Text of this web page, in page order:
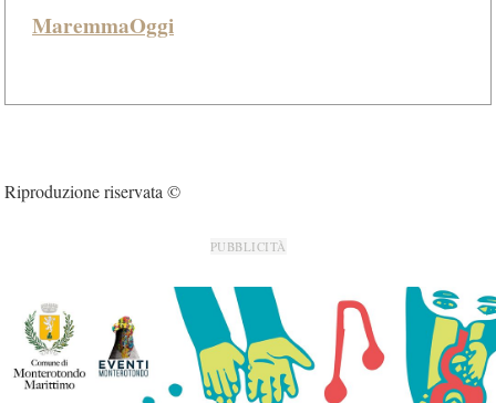
MaremmaOggi
Riproduzione riservata ©
PUBBLICITÀ